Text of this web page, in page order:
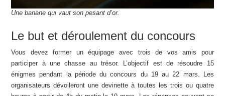
Une banane qui vaut son pesant d’or.
Le but et déroulement du concours
Vous devez former un équipage avec trois de vos amis pour
participer à une chasse au trésor. L’objectif est de résoudre 15
énigmes pendant la période du concours du 19 au 22 mars. Les
organisateurs dévoileront une devinette à toutes les trois ou quatre